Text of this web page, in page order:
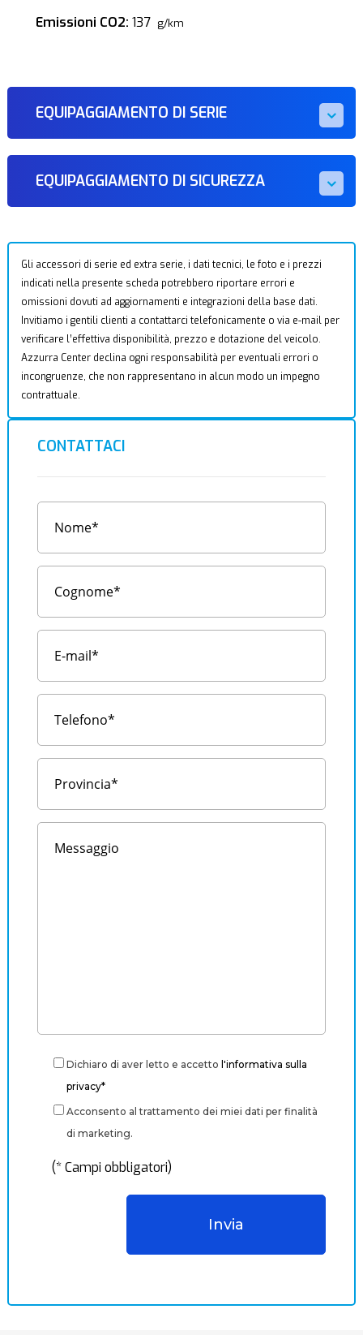
Emissioni CO2: 137 g/km
EQUIPAGGIAMENTO DI SERIE
EQUIPAGGIAMENTO DI SICUREZZA
Gli accessori di serie ed extra serie, i dati tecnici, le foto e i prezzi
indicati nella presente scheda potrebbero riportare errori e
omissioni dovuti ad aggiornamenti e integrazioni della base dati.
Invitiamo i gentili clienti a contattarci telefonicamente o via e-mail per
verificare l’effettiva disponibilità, prezzo e dotazione del veicolo.
Azzurra Center declina ogni responsabilità per eventuali errori o
incongruenze, che non rappresentano in alcun modo un impegno
contrattuale.
CONTATTACI
Dichiaro di aver letto e accetto l'informativa sulla
privacy*
Acconsento al trattamento dei miei dati per finalità
di marketing.
(* Campi obbligatori)